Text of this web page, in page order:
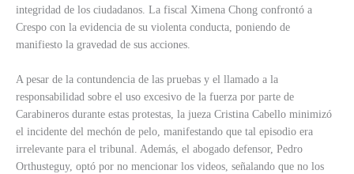
integridad de los ciudadanos. La fiscal Ximena Chong confrontó a
Crespo con la evidencia de su violenta conducta, poniendo de
manifiesto la gravedad de sus acciones.
A pesar de la contundencia de las pruebas y el llamado a la
responsabilidad sobre el uso excesivo de la fuerza por parte de
Carabineros durante estas protestas, la jueza Cristina Cabello minimizó
el incidente del mechón de pelo, manifestando que tal episodio era
irrelevante para el tribunal. Además, el abogado defensor, Pedro
Orthusteguy, optó por no mencionar los videos, señalando que no los